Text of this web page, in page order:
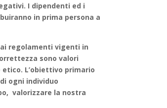
I dipendenti ed i
in prima persona a
regolamenti vigenti in
sono valori
L’obiettivo primario
ogni individuo
valorizzare la nostra